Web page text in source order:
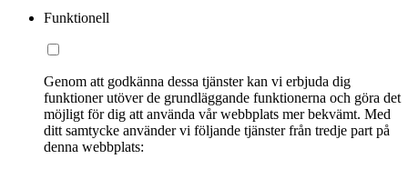
Funktionell
Genom att godkänna dessa tjänster kan vi erbjuda dig
funktioner utöver de grundläggande funktionerna och göra det
möjligt för dig att använda vår webbplats mer bekvämt. Med
ditt samtycke använder vi följande tjänster från tredje part på
denna webbplats: